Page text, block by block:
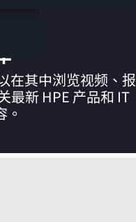
是空的
在其中浏览视频、报
最新 HPE 产品和 IT
。